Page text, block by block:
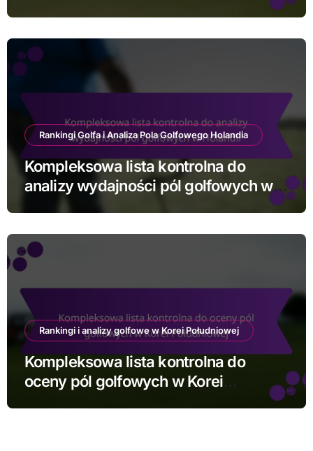
Rankingi Golfa i Analiza Pola Golfowego Holandia
Kompleksowa lista kontrolna do
analizy wydajności pól golfowych w
Rankingi i analizy golfowe w Korei Południowej
Kompleksowa lista kontrolna do
oceny pól golfowych w Korei